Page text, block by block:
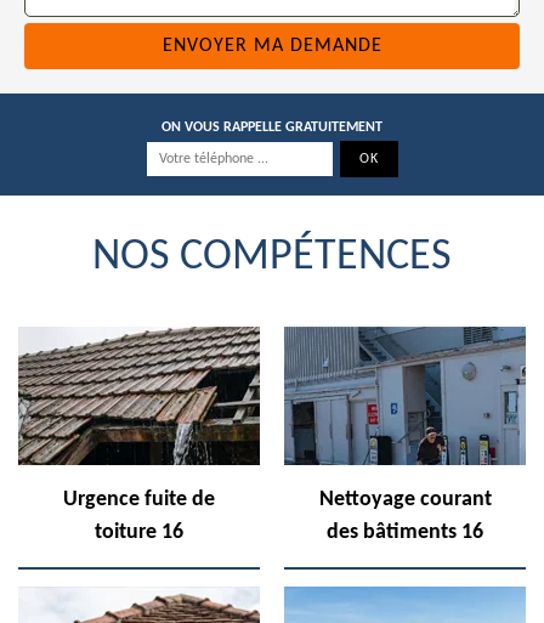
ON VOUS RAPPELLE GRATUITEMENT
NOS COMPÉTENCES
Urgence fuite de
toiture 16
Nettoyage courant
des bâtiments 16